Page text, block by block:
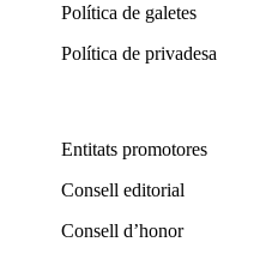
Política de galetes
Política de privadesa
Entitats promotores
Consell editorial
Consell d’honor